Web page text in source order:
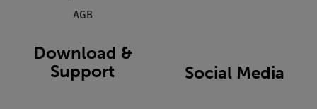
AGB
Download &
Support
Social Media